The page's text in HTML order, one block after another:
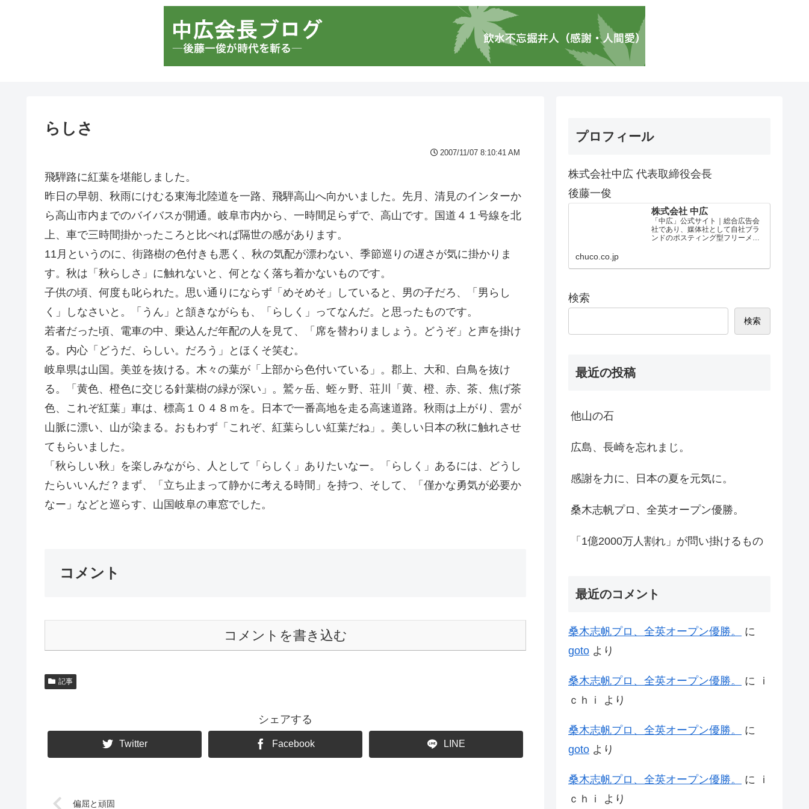
らしさ
2007/11/07 8:10:41 AM
飛騨路に紅葉を堪能しました。
昨日の早朝、秋雨にけむる東海北陸道を一路、飛騨高山へ向かいました。先月、清見のインターか
ら高山市内までのバイバスが開通。岐阜市内から、一時間足らずで、高山です。国道４１号線を北
上、車で三時間掛かったころと比べれば隔世の感があります。
11月というのに、街路樹の色付きも悪く、秋の気配が漂わない、季節巡りの遅さが気に掛かりま
す。秋は「秋らしさ」に触れないと、何となく落ち着かないものです。
子供の頃、何度も叱られた。思い通りにならず「めそめそ」していると、男の子だろ、「男らし
く」しなさいと。「うん」と頷きながらも、「らしく」ってなんだ。と思ったものです。
若者だった頃、電車の中、乗込んだ年配の人を見て、「席を替わりましょう。どうぞ」と声を掛け
る。内心「どうだ、らしい。だろう」とほくそ笑む。
岐阜県は山国。美並を抜ける。木々の葉が「上部から色付いている」。郡上、大和、白鳥を抜け
る。「黄色、橙色に交じる針葉樹の緑が深い」。鷲ヶ岳、蛭ヶ野、荘川「黄、橙、赤、茶、焦げ茶
色、これぞ紅葉」車は、標高１０４８ｍを。日本で一番高地を走る高速道路。秋雨は上がり、雲が
山脈に漂い、山が染まる。おもわず「これぞ、紅葉らしい紅葉だね」。美しい日本の秋に触れさせ
てもらいました。
「秋らしい秋」を楽しみながら、人として「らしく」ありたいなー。「らしく」あるには、どうし
たらいいんだ？まず、「立ち止まって静かに考える時間」を持つ、そして、「僅かな勇気が必要か
なー」などと巡らす、山国岐阜の車窓でした。
コメント
コメントを書き込む
記事
シェアする
Twitter Facebook LINE
偏屈と頑固
プロフィール
株式会社中広 代表取締役会長
後藤一俊
株式会社 中広
「中広」公式サイト｜総合広告会
社であり、媒体社として自社ブラ
ンドのポスティング型フリーメデ
chuco.co.jp
検索
検索
最近の投稿
他山の石
広島、長崎を忘れまじ。
感謝を力に、日本の夏を元気に。
桑木志帆プロ、全英オープン優勝。
「1億2000万人割れ」が問い掛けるもの
最近のコメント
桑木志帆プロ、全英オープン優勝。
に
goto より
桑木志帆プロ、全英オープン優勝。 に
ｉ
ｃｈｉ
より
桑木志帆プロ、全英オープン優勝。
に
goto より
桑木志帆プロ、全英オープン優勝。 に
ｉ
ｃｈｉ
より